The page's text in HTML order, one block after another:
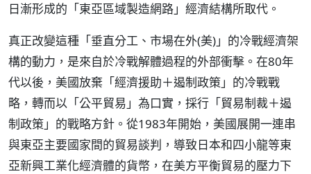
日漸形成的「東亞區域製造網路」經濟結構所取代。
真正改變這種「垂直分工、市場在外(美)」的冷戰經濟架
構的動力，是來自於冷戰解體過程的外部衝擊。在80年
代以後，美國放棄「經濟援助＋遏制政策」的冷戰戰
略，轉而以「公平貿易」為口實，採行「貿易制裁＋遏
制政策」的戰略方針。從1983年開始，美國展開一連串
與東亞主要國家間的貿易談判，導致日本和四小龍等東
亞新興工業化經濟體的貨幣，在美方平衡貿易的壓力下